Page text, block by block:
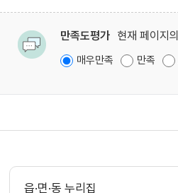
만족도평가 현재 페이지
매우만족 만족
읍·면·동 누리집